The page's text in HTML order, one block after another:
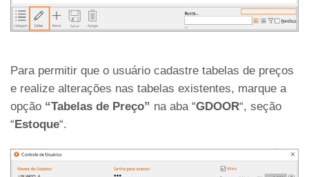
Para permitir que o usuário cadastre tabelas de preços
e realize alterações nas tabelas existentes, marque a
opção “Tabelas de Preço” na aba “GDOOR“, seção
“Estoque“.